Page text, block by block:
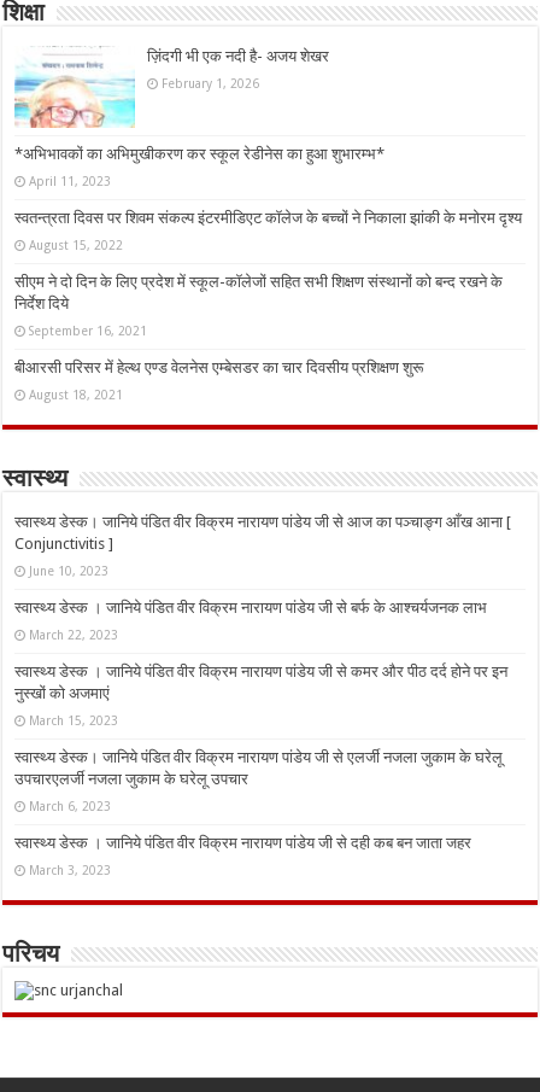
शिक्षा
ज़िंदगी भी एक नदी है- अजय शेखर
February 1, 2026
*अभिभावकों का अभिमुखीकरण कर स्कूल रेडीनेस का हुआ शुभारम्भ*
April 11, 2023
स्वतन्त्रता दिवस पर शिवम संकल्प इंटरमीडिएट कॉलेज के बच्चों ने निकाला झांकी के मनोरम दृश्य
August 15, 2022
सीएम ने दो दिन के लिए प्रदेश में स्कूल-कॉलेजों सहित सभी शिक्षण संस्थानों को बन्द रखने के
निर्देश दिये
September 16, 2021
बीआरसी परिसर में हेल्थ एण्ड वेलनेस एम्बेसडर का चार दिवसीय प्रशिक्षण शुरू
August 18, 2021
स्वास्थ्य
स्वास्थ्य डेस्क। जानिये पंडित वीर विक्रम नारायण पांडेय जी से आज का पञ्चाङ्ग आँख आना [
Conjunctivitis ]
June 10, 2023
स्वास्थ्य डेस्क । जानिये पंडित वीर विक्रम नारायण पांडेय जी से बर्फ के आश्चर्यजनक लाभ
March 22, 2023
स्वास्थ्य डेस्क । जानिये पंडित वीर विक्रम नारायण पांडेय जी से कमर और पीठ दर्द होने पर इन
नुस्‍खों को अजमाएं
March 15, 2023
स्वास्थ्य डेस्क। जानिये पंडित वीर विक्रम नारायण पांडेय जी से एलर्जी नजला जुकाम के घरेलू
उपचारएलर्जी नजला जुकाम के घरेलू उपचार
March 6, 2023
स्वास्थ्य डेस्क । जानिये पंडित वीर विक्रम नारायण पांडेय जी से दही कब बन जाता जहर
March 3, 2023
परिचय